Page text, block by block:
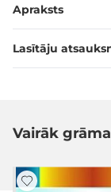
Apraksts
Lasītāju
Vairāk